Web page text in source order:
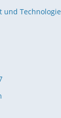
und Technologie